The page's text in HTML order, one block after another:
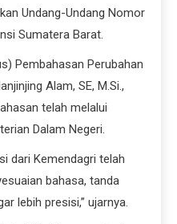
Undang-Undang Nomor
Sumatera Barat.
Pembahasan Perubahan
Alam, SE, M.Si.,
telah melalui
Dalam Negeri.
dari Kemendagri telah
bahasa, tanda
lebih presisi,” ujarnya.